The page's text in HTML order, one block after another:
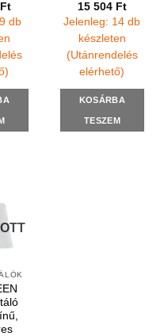
Ft
db
15 504 Ft
Jelenleg: 14 db
készleten
(Utánrendelés
elérhető)
KOSÁRBA
TESZEM